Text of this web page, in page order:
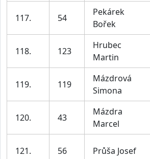
117. 54
Pekárek
Bořek
118. 123
Hrubec
Martin
119. 119
Mázdrová
Simona
120. 43
Mázdra
Marcel
121. 56 Průša Josef